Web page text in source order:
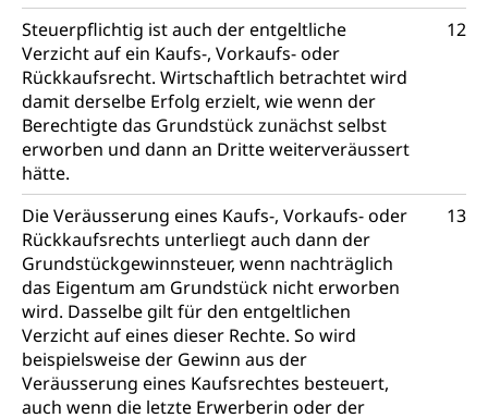
Steuerpflichtig ist auch der entgeltliche
Verzicht auf ein Kaufs-, Vorkaufs- oder
Rückkaufsrecht. Wirtschaftlich betrachtet wird
damit derselbe Erfolg erzielt, wie wenn der
Berechtigte das Grundstück zunächst selbst
erworben und dann an Dritte weiterveräussert
hätte.
12
Die Veräusserung eines Kaufs-, Vorkaufs- oder
Rückkaufsrechts unterliegt auch dann der
Grundstückgewinnsteuer, wenn nachträglich
das Eigentum am Grundstück nicht erworben
wird. Dasselbe gilt für den entgeltlichen
Verzicht auf eines dieser Rechte. So wird
beispielsweise der Gewinn aus der
Veräusserung eines Kaufsrechtes besteuert,
auch wenn die letzte Erwerberin oder der
13
Darmkrebsvorsorge
Kantonales Tabakpräventionsprogramm
Gesundheitsförderung
Prävention (Polizei)
Gesundheitsversorgung
Soziale Sicherheit
Sozialversicherungen, Sozialpolitik,
Arbeitslosenversicherung,
Mutterschaftsversicherung, Krankenversicherung,
Unfallversicherung, Invalidenversicherung,
Sozialhilfe
Kranken- und Unfallversicherung
(gruezi.lu.ch)
Krankenversicherung (WAS Luzern)
Existenzsicherung - Sozialhilfe
Soziales und Gesellschaft (Dienststelle)
Opferhilfe
Arbeitslosenversicherung (WAS Luzern)
Sucht und Drogen
Drogenabhängigkeit, Drogensucht,
Medikamentenabhängigkeit,
Arzneimittelabhängigkeit, Suchtkrankheit,
Drogenabhängige, Drogensüchtige,
Betäubungsmittel, Suchtmittel, Psychopharmaka
Fachstelle Sucht Region Luzern
Drogen (Polizei)
Gesundheitsversorgung
Gesundheitsversorgung, Spital, Pflegeinitiative,